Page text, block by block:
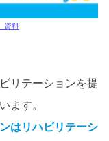
資料
リテーションを提
ます。
はリハビリテーシ